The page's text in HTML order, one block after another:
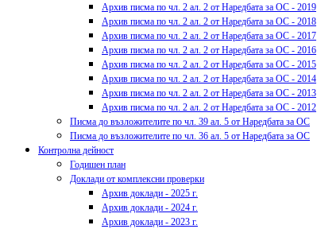
Архив писма по чл. 2 ал. 2 от Наредбата за ОС - 2019
Архив писма по чл. 2 ал. 2 от Наредбата за ОС - 2018
Архив писма по чл. 2 ал. 2 от Наредбата за ОС - 2017
Архив писма по чл. 2 ал. 2 от Наредбата за ОС - 2016
Архив писма по чл. 2 ал. 2 от Наредбата за ОС - 2015
Архив писма по чл. 2 ал. 2 от Наредбата за ОС - 2014
Архив писма по чл. 2 ал. 2 от Наредбата за ОС - 2013
Архив писма по чл. 2 ал. 2 от Наредбата за ОС - 2012
Писма до възложителите по чл. 39 ал. 5 от Наредбата за ОС
Писма до възложителите по чл. 36 ал. 5 от Наредбата за ОС
Контролна дейност
Годишен план
Доклади от комплексни проверки
Архив доклади - 2025 г.
Архив доклади - 2024 г.
Архив доклади - 2023 г.